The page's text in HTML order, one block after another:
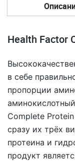
Health Factor
в себе
пропорции
Complete
сразу их трёх
протеина и
продукт